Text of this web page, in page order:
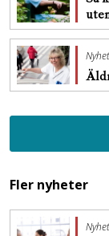
Fler nyheter